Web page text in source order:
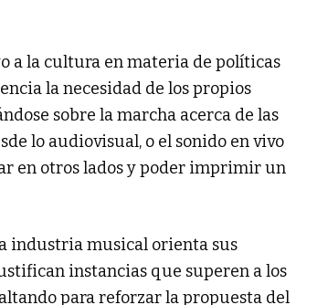
a la cultura en materia de políticas
la necesidad de los propios
sobre la marcha acerca de las
lo audiovisual, o el sonido en vivo
en otros lados y poder imprimir un
industria musical orienta sus
instancias que superen a los
para reforzar la propuesta del